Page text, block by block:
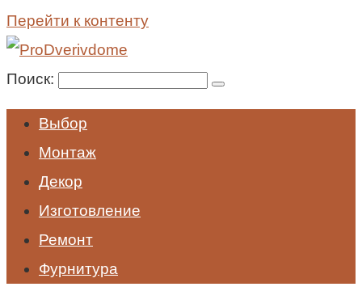
Перейти к контенту
Поиск:
Выбор
Монтаж
Декор
Изготовление
Ремонт
Фурнитура